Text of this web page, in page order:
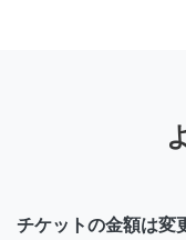
チケットの金額は変